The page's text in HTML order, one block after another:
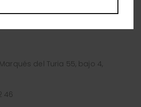
de 10:00 a 19:00 Sábados de
del Turia 55, bajo 4,
46